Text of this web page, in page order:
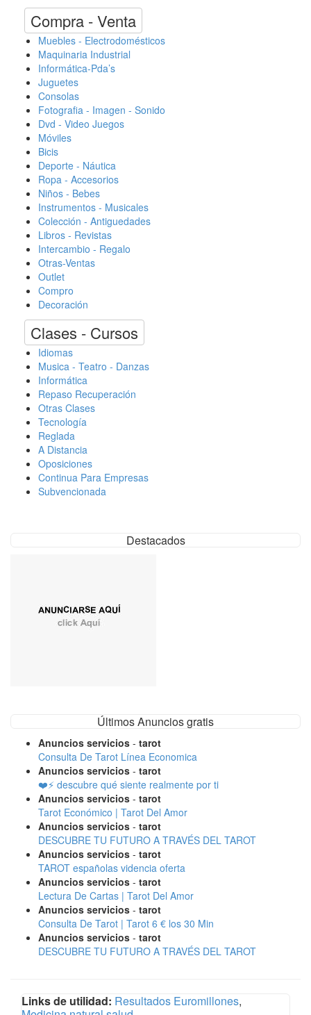
Compra - Venta
Muebles - Electrodomésticos
Maquinaria Industrial
Informática-Pda’s
Juguetes
Consolas
Fotografia - Imagen - Sonido
Dvd - Video Juegos
Móviles
Bicis
Deporte - Náutica
Ropa - Accesorios
Niños - Bebes
Instrumentos - Musicales
Colección - Antiguedades
Libros - Revistas
Intercambio - Regalo
Otras-Ventas
Outlet
Compro
Decoración
Clases - Cursos
Idiomas
Musica - Teatro - Danzas
Informática
Repaso Recuperación
Otras Clases
Tecnología
Reglada
A Distancia
Oposiciones
Continua Para Empresas
Subvencionada
Destacados
Últimos Anuncios gratis
Anuncios servicios - tarot
Consulta De Tarot Línea Economica
Anuncios servicios - tarot
❤️⚡ descubre qué siente realmente por ti
Anuncios servicios - tarot
Tarot Económico | Tarot Del Amor
Anuncios servicios - tarot
DESCUBRE TU FUTURO A TRAVÉS DEL TAROT
Anuncios servicios - tarot
TAROT españolas videncia oferta
Anuncios servicios - tarot
Lectura De Cartas | Tarot Del Amor
Anuncios servicios - tarot
Consulta De Tarot | Tarot 6 € los 30 Min
Anuncios servicios - tarot
DESCUBRE TU FUTURO A TRAVÉS DEL TAROT
Links de utilidad: Resultados Euromillones,